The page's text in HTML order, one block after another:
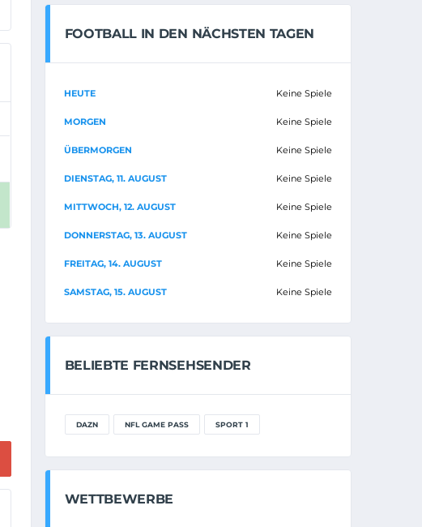
FOOTBALL IN DEN NÄCHSTEN TAGEN
HEUTE Keine Spiele
MORGEN Keine Spiele
ÜBERMORGEN Keine Spiele
DIENSTAG, 11. AUGUST Keine Spiele
MITTWOCH, 12. AUGUST Keine Spiele
DONNERSTAG, 13. AUGUST Keine Spiele
FREITAG, 14. AUGUST Keine Spiele
SAMSTAG, 15. AUGUST Keine Spiele
BELIEBTE FERNSEHSENDER
DAZN NFL GAME PASS SPORT 1
WETTBEWERBE